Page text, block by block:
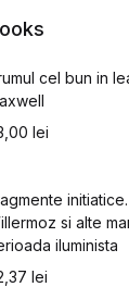
cel bun in
lei
si alte
iluminista
lei